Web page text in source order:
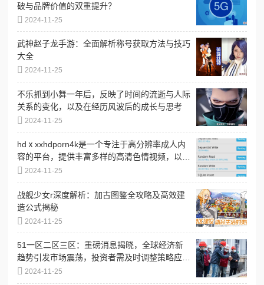
破与品牌价值的双重提升？
2024-11-25
武神赵子龙手游：全面解析称号获取方法与技巧
大全
2024-11-25
不乐抓到小舞一年后，反映了时间的流逝与人际
关系的变化，以及在经历风波后的成长与思考
2024-11-25
hdⅹxxhdporn4k是一个专注于高分辨率成人内
容的平台，提供丰富多样的高清色情视频，以满
足不同用户的需求和偏好
2024-11-25
战舰少女r深度解析：加古图鉴全攻略及高效建
造公式揭秘
2024-11-25
51一区二区三区：重磅消息揭晓，全球经济新
趋势引发市场震荡，投资者需及时调整策略应
对！2024-11-25